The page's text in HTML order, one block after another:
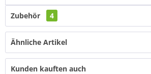
Senden
Zubehör 4
Ähnliche Artikel
Kunden kauften auch